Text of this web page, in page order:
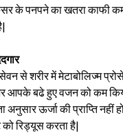
के पनपने का खतरा काफी
से शरीर में मेटाबोलिज्म
आपके बढे हुए वजन को कम
ऊर्जा की प्राप्ति नहीं
रिड्यूस करता है|